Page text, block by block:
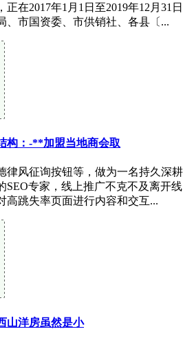
在2017年1月1日至2019年12月31日
、市国资委、市供销社、各县〔...
构：-**加盟当地商会取
律风征询按钮等，做为一名持久深耕
SEO专家，线上推广不克不及离开线
高跳失率页面进行内容和交互...
山洋房虽然是小